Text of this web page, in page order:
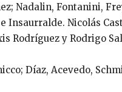
Nadalin, Fontanini,
Insaurralde. Nicolás
Rodríguez y Rodrigo
Díaz, Acevedo,